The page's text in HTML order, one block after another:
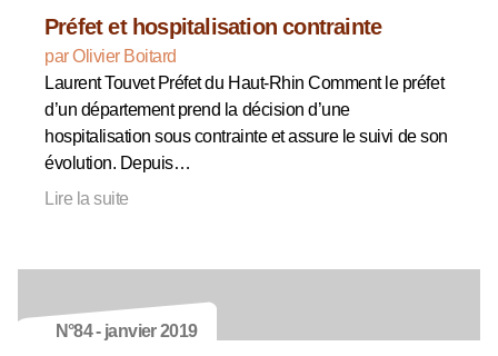
Préfet et hospitalisation contrainte
par Olivier Boitard
Laurent Touvet Préfet du Haut-Rhin Comment le préfet
d’un département prend la décision d’une
hospitalisation sous contrainte et assure le suivi de son
évolution. Depuis…
Lire la suite
N°84 - janvier 2019